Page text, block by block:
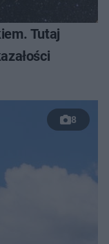
Tutaj
8